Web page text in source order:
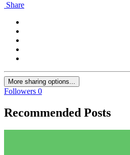
Share
More sharing options...
Followers 0
Recommended Posts